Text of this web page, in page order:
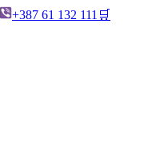
+387 61 132 111 🛒